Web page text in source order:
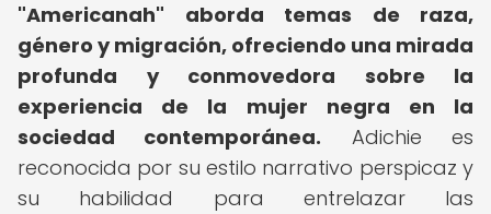
"Americanah" aborda temas de raza,
género y migración, ofreciendo una mirada
profunda y conmovedora sobre la
experiencia de la mujer negra en la
sociedad contemporánea. Adichie es
reconocida por su estilo narrativo perspicaz y
su habilidad para entrelazar las